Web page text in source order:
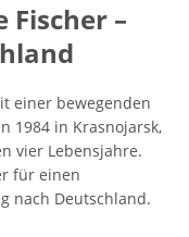
–
einer bewegenden
1984 in Krasnojarsk,
vier Lebensjahre.
für einen
nach Deutschland.